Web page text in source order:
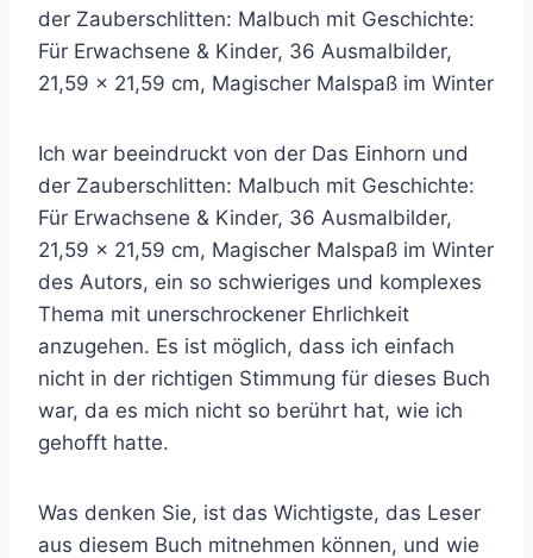
der Zauberschlitten: Malbuch mit Geschichte:
Für Erwachsene & Kinder, 36 Ausmalbilder,
21,59 x 21,59 cm, Magischer Malspaß im Winter
Ich war beeindruckt von der Das Einhorn und
der Zauberschlitten: Malbuch mit Geschichte:
Für Erwachsene & Kinder, 36 Ausmalbilder,
21,59 x 21,59 cm, Magischer Malspaß im Winter
des Autors, ein so schwieriges und komplexes
Thema mit unerschrockener Ehrlichkeit
anzugehen. Es ist möglich, dass ich einfach
nicht in der richtigen Stimmung für dieses Buch
war, da es mich nicht so berührt hat, wie ich
gehofft hatte.
Was denken Sie, ist das Wichtigste, das Leser
aus diesem Buch mitnehmen können, und wie